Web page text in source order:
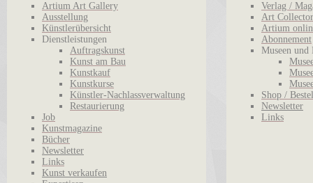
Artium Art Gallery
Ausstellung
Künstlerübersicht
Dienstleistungen
Auftragskunst
Kunst am Bau
Kunstkauf
Kunstkurse
Künstler-Nachlassverwaltung
Restaurierung
Job
Kunstmagazine
Bücher
Newsletter
Links
Kunst verkaufen
Verlag /
Art
Artium
Abonnement
Museen und
Shop /
Newsletter
Links